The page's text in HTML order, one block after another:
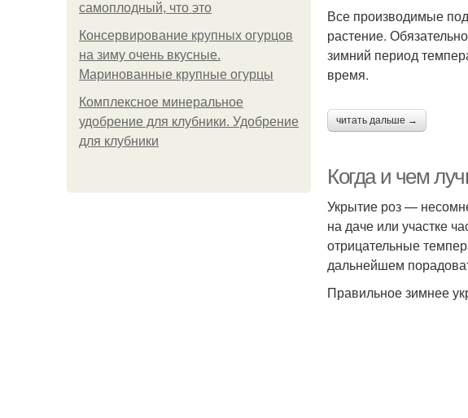
самоплодный, что это
Консервирование крупных огурцов
на зиму очень вкусные.
Маринованные крупные огурцы
Комплексное минеральное
удобрение для клубники. Удобрение
для клубники
Все производимые
растение.
зимний период
время.
читать дальше →
Когда и чем
Укрытие роз —
на даче или участке
отрицательные
дальнейшем
Правильное зимнее